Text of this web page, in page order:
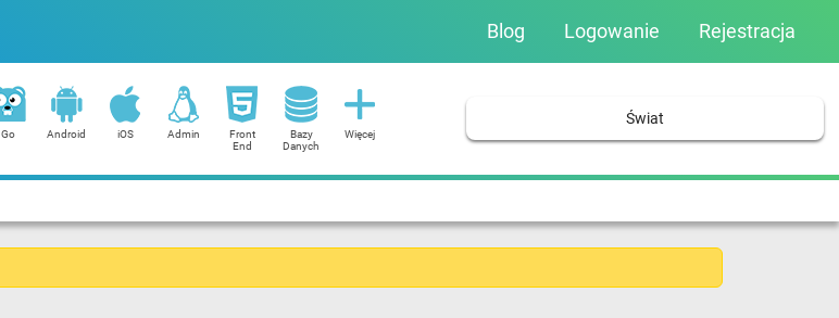
Blog Logowanie Rejestracja
Go Android iOS Admin
Front
End
Bazy
Danych
Więcej
Świat